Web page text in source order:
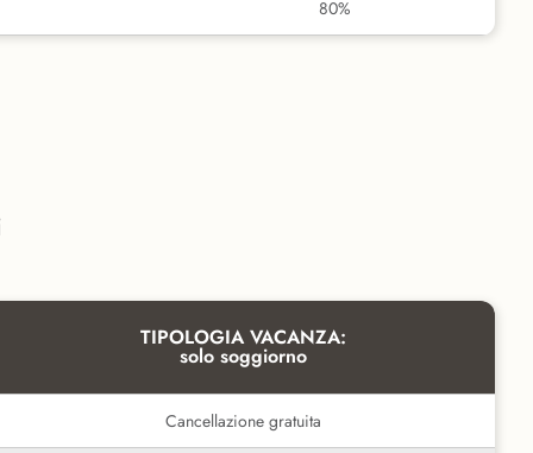
80%
TIPOLOGIA VACANZA:
solo soggiorno
Cancellazione gratuita